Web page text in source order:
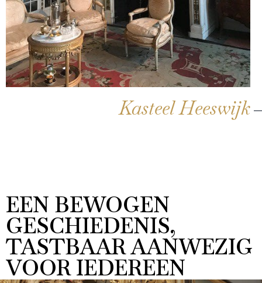
Kasteel Heeswijk
EEN BEWOGEN
GESCHIEDENIS,
TASTBAAR AANWEZIG
VOOR IEDEREEN